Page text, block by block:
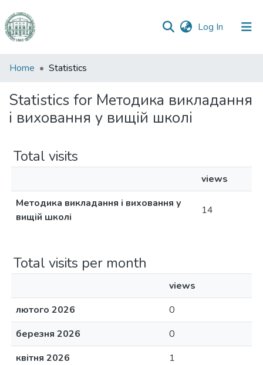
Log In (current)
Communities
Collections
All of DSpace
Home Statistics
Statistics for Методика викладання
і виховання у вищій школі
Total visits
views
Методика викладання і виховання у
вищій школі
14
Total visits per month
views
лютого 2026
0
березня 2026
0
квітня 2026
1